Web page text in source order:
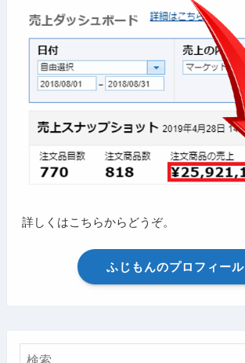
詳しくはこちらからどうぞ。
ふじもんのプロフィール